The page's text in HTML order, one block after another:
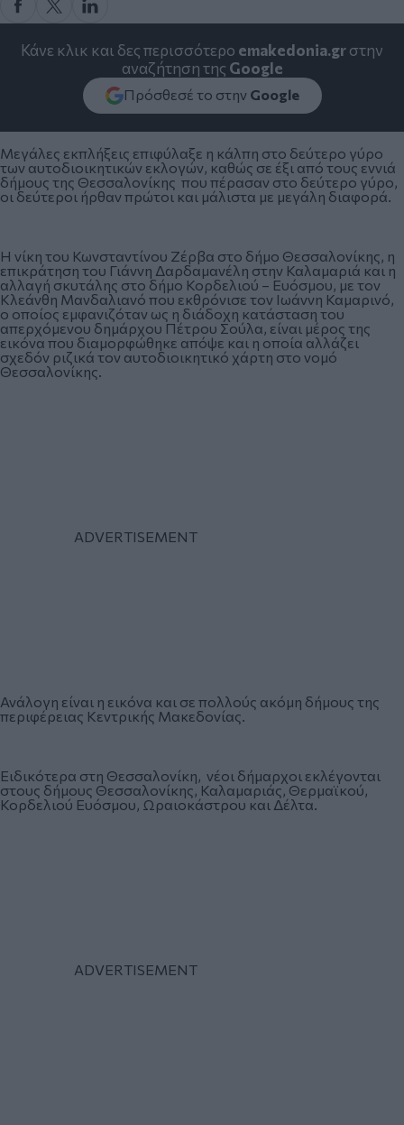
Κάνε κλικ και δες περισσότερο emakedonia.grστην
αναζήτηση της Google
Πρόσθεσέ το στην Google
Μεγάλες εκπλήξεις επιφύλαξε η κάλπη στο δεύτερο γύρο
των αυτοδιοικητικών εκλογών, καθώς σε έξι από τους εννιά
δήμους της Θεσσαλονίκης που πέρασαν στο δεύτερο γύρο,
οι δεύτεροι ήρθαν πρώτοι και μάλιστα με μεγάλη διαφορά.
Η νίκη του Κωνσταντίνου Ζέρβα στο δήμο Θεσσαλονίκης, η
επικράτηση του Γιάννη Δαρδαμανέλη στην Καλαμαριά και η
αλλαγή σκυτάλης στο δήμο Κορδελιού – Ευόσμου, με τον
Κλεάνθη Μανδαλιανό που εκθρόνισε τον Ιωάννη Καμαρινό,
ο οποίος εμφανιζόταν ως η διάδοχη κατάσταση του
απερχόμενου δημάρχου Πέτρου Σούλα, είναι μέρος της
εικόνα που διαμορφώθηκε απόψε και η οποία αλλάζει
σχεδόν ριζικά τον αυτοδιοικητικό χάρτη στο νομό
Θεσσαλονίκης.
Ανάλογη είναι η εικόνα και σε πολλούς ακόμη δήμους της
περιφέρειας Κεντρικής Μακεδονίας.
Ειδικότερα στη Θεσσαλονίκη, νέοι δήμαρχοι εκλέγονται
στους δήμους Θεσσαλονίκης, Καλαμαριάς, Θερμαϊκού,
Κορδελιού Ευόσμου, Ωραιοκάστρου και Δέλτα.